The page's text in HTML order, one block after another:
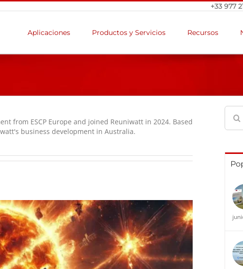
+33 977
Aplicaciones Productos y Servicios Recursos
from ESCP Europe and joined Reuniwatt in 2024. Based
business development in Australia.